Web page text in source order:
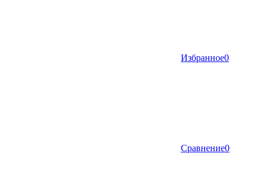
Избранное0
Сравнение0